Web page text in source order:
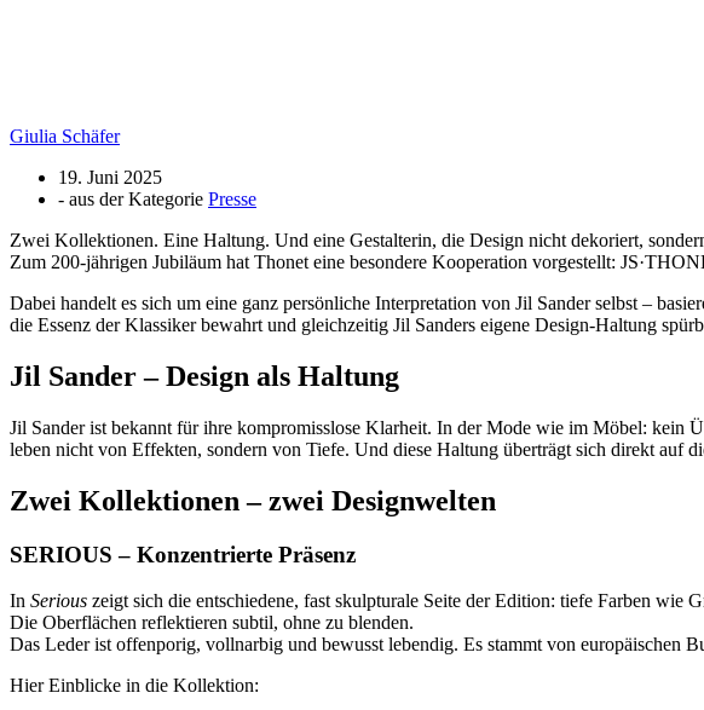
Giulia Schäfer
19. Juni 2025
- aus der Kategorie Presse
Zwei Kollektionen. Eine Haltung. Und eine Gestalterin, die Design nicht dekoriert,
Zum 200-jährigen Jubiläum hat Thonet eine besondere Kooperation vorgestellt:
Dabei handelt es sich um eine ganz persönliche Interpretation von Jil Sander selbst –
die Essenz der Klassiker bewahrt und gleichzeitig Jil Sanders eigene Design-Haltung
Jil Sander – Design als Haltung
Jil Sander ist bekannt für ihre kompromisslose Klarheit. In der Mode wie im Möbel: kein
leben nicht von Effekten, sondern von Tiefe. Und diese Haltung überträgt sich direkt auf
Zwei Kollektionen – zwei Designwelten
SERIOUS – Konzentrierte Präsenz
In Serious zeigt sich die entschiedene, fast skulpturale Seite der Edition: tiefe Farben
Die Oberflächen reflektieren subtil, ohne zu blenden.
Das Leder ist offenporig, vollnarbig und bewusst lebendig. Es stammt von europäischen
Hier Einblicke in die Kollektion: